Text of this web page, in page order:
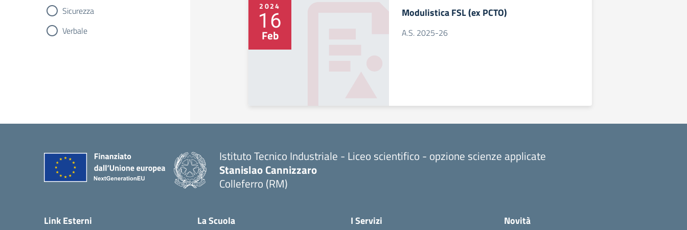
Sicurezza
Verbale
2024
16
Feb
Modulistica FSL (ex PCTO)
A.S. 2025-26
Istituto Tecnico Industriale - Liceo scientifico - opzione scienze applicate
Stanislao Cannizzaro
Colleferro (RM)
Link Esterni La Scuola I Servizi Novità